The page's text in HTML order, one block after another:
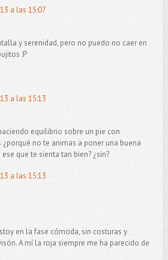
a las 15:07
y serenidad, pero no puedo no caer en
:P
a las 15:13
equilibrio sobre un pie con
no te animas a poner una buena
que te sienta tan bien? ¿sin?
a las 15:13
en la fase cómoda, sin costuras y
A mí la roja siempre me ha parecido de